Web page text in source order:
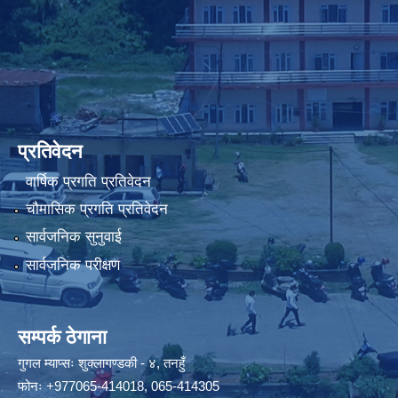
प्रतिवेदन
वार्षिक प्रगति प्रतिवेदन
चौमासिक प्रगति प्रतिवेदन
सार्वजनिक सुनुवाई
सार्वजनिक परीक्षण
सम्पर्क ठेगाना
गुगल म्याप्सःशुक्लागण्डकी - ४, तनहुँ
फोनः+977065-414018,065-414305